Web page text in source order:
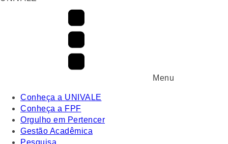
Menu
Conheça a UNIVALE
Conheça a FPF
Orgulho em Pertencer
Gestão Acadêmica